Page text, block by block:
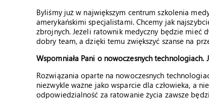
Byliśmy już w największym centrum szkolenia
amerykańskimi specjalistami. Chcemy jak
zbrojnych. Jeżeli ratownik medyczny będzie mieć
dobry team, a dzięki temu zwiększyć szanse na
Wspomniała Pani o nowoczesnych
Rozwiązania oparte na nowoczesnych
niezwykle ważne jako wsparcie dla człowieka, a
odpowiedzialność za ratowanie życia zawsze